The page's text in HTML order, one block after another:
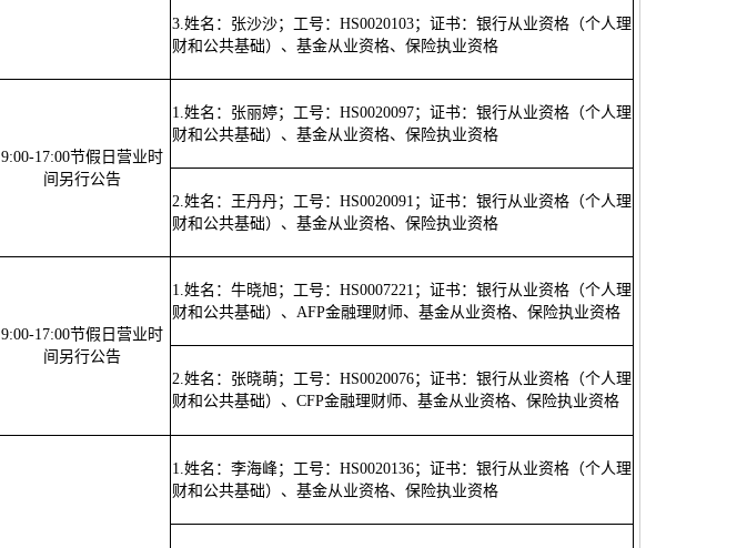
3.姓名：张沙沙；工号：HS0020103；证书：银行从业资格（个人理
财和公共基础）、基金从业资格、保险执业资格
9:00-17:00节假日营业时
间另行公告
1.姓名：张丽婷；工号：HS0020097；证书：银行从业资格（个人理
财和公共基础）、基金从业资格、保险执业资格
2.姓名：王丹丹；工号：HS0020091；证书：银行从业资格（个人理
财和公共基础）、基金从业资格、保险执业资格
9:00-17:00节假日营业时
间另行公告
1.姓名：牛晓旭；工号：HS0007221；证书：银行从业资格（个人理
财和公共基础）、AFP金融理财师、基金从业资格、保险执业资格
2.姓名：张晓萌；工号：HS0020076；证书：银行从业资格（个人理
财和公共基础）、CFP金融理财师、基金从业资格、保险执业资格
1.姓名：李海峰；工号：HS0020136；证书：银行从业资格（个人理
财和公共基础）、基金从业资格、保险执业资格